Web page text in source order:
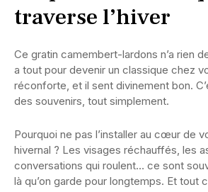
traverse l’hiver
Ce gratin camembert-lardons n’a rien
a tout pour devenir un classique chez
réconforte, et il sent divinement bon.
des souvenirs, tout simplement.
Pourquoi ne pas l’installer au cœur de
hivernal ? Les visages réchauffés, les
conversations qui roulent… ce sont
là qu’on garde pour longtemps. Et tout